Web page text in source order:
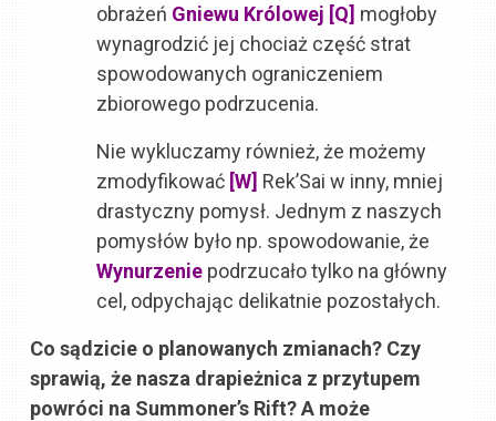
obrażeń Gniewu Królowej [Q] mogłoby
wynagrodzić jej chociaż część strat
spowodowanych ograniczeniem
zbiorowego podrzucenia.
Nie wykluczamy również, że możemy
zmodyfikować [W] Rek’Sai w inny, mniej
drastyczny pomysł. Jednym z naszych
pomysłów było np. spowodowanie, że
Wynurzenie podrzucało tylko na główny
cel, odpychając delikatnie pozostałych.
Co sądzicie o planowanych zmianach? Czy
sprawią, że nasza drapieżnica z przytupem
powróci na Summoner’s Rift? A może